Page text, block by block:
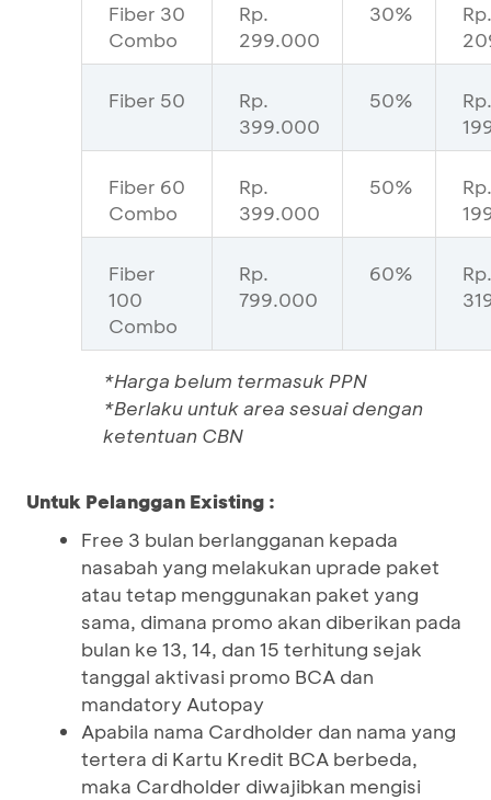
Fiber 30
Combo
Rp.
299.000
30%
Rp.
Fiber 50
Rp.
399.000
50%
Rp.
Fiber 60
Combo
Rp.
399.000
50%
Rp.
Fiber
100
Combo
Rp.
799.000
60%
Rp.
*Harga belum termasuk PPN
*Berlaku untuk area sesuai dengan
ketentuan CBN
Untuk Pelanggan Existing :
Free 3 bulan berlangganan kepada
nasabah yang melakukan uprade paket
atau tetap menggunakan paket yang
sama, dimana promo akan diberikan pada
bulan ke 13, 14, dan 15 terhitung sejak
tanggal aktivasi promo BCA dan
mandatory Autopay
Apabila nama Cardholder dan nama yang
tertera di Kartu Kredit BCA berbeda,
maka Cardholder diwajibkan mengisi